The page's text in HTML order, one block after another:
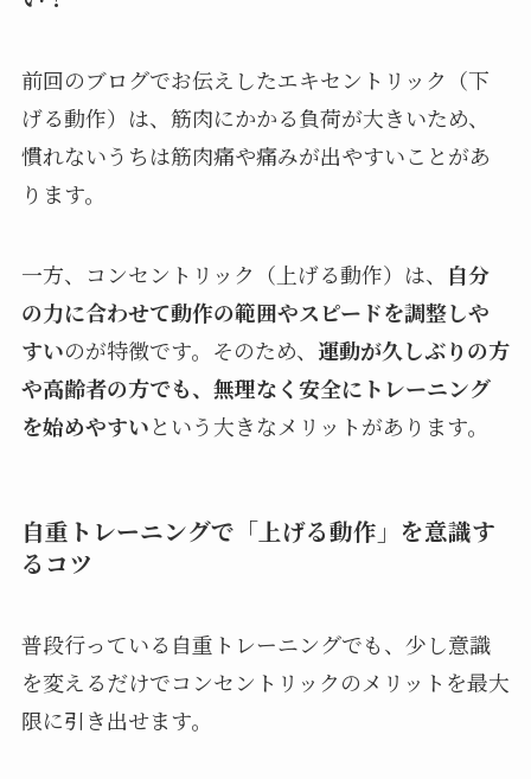
前回のブログでお伝えしたエキセントリック（下
げる動作）は、筋肉にかかる負荷が大きいため、
慣れないうちは筋肉痛や痛みが出やすいことがあ
ります。
一方、コンセントリック（上げる動作）は、
自分
の力に合わせて動作の範囲やスピードを調整しや
すいのが特徴です。そのため、 運動が久しぶりの方
や高齢者の方でも、無理なく安全にトレーニング
を始めやすいという大きなメリットがあります。
自重トレーニングで「上げる動作」を意識す
るコツ
普段行っている自重トレーニングでも、少し意識
を変えるだけでコンセントリックのメリットを最大
限に引き出せます。